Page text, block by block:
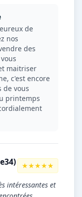
de
nos
des
maitriser
c'est encore
de vous
printemps
★★★★★
intéressantes et